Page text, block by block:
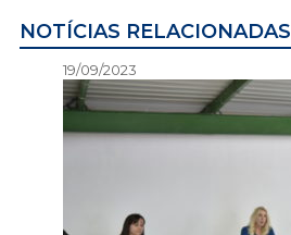
NOTÍCIAS RELACIONADAS
19/09/2023